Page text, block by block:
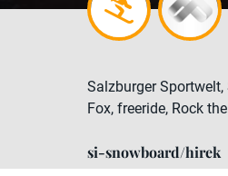
Salzburger
Fox, freeride, Rock
si-snowboard/hirek